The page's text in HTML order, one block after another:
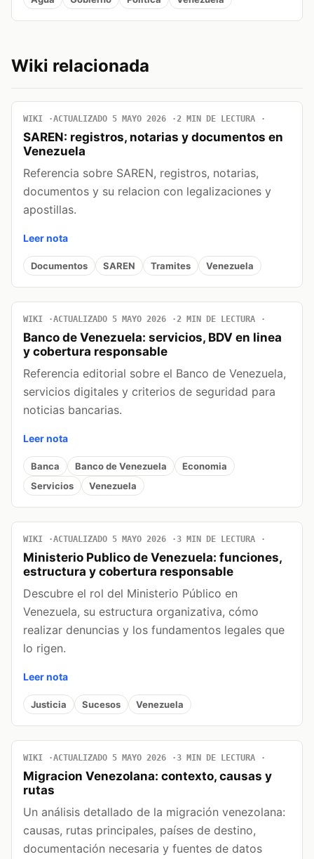
Wiki relacionada
WIKI ACTUALIZADO 5 MAYO 2026 2 MIN DE LECTURA
SAREN: registros, notarias y documentos en
Venezuela
Referencia sobre SAREN, registros, notarias,
documentos y su relacion con legalizaciones y
apostillas.
Leer nota
Documentos SAREN Tramites Venezuela
WIKI ACTUALIZADO 5 MAYO 2026 2 MIN DE LECTURA
Banco de Venezuela: servicios, BDV en linea
y cobertura responsable
Referencia editorial sobre el Banco de Venezuela,
servicios digitales y criterios de seguridad para
noticias bancarias.
Leer nota
Banca Banco de Venezuela
Economia
Servicios
Venezuela
WIKI ACTUALIZADO 5 MAYO 2026 3 MIN DE LECTURA
Ministerio Publico de Venezuela: funciones,
estructura y cobertura responsable
Descubre el rol del Ministerio Público en
Venezuela, su estructura organizativa, cómo
realizar denuncias y los fundamentos legales que
lo rigen.
Leer nota
Justicia Sucesos Venezuela
WIKI ACTUALIZADO 5 MAYO 2026 3 MIN DE LECTURA
Migracion Venezolana: contexto, causas y
rutas
Un análisis detallado de la migración venezolana:
causas, rutas principales, países de destino,
documentación necesaria y fuentes de datos